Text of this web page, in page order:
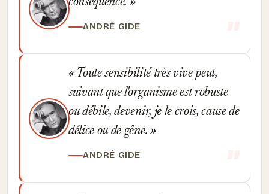
ANDRÉ GIDE
Toute sensibilité très vive peut,
suivant que l'organisme est robuste
ou débile, devenir, je le crois, cause de
délice ou de gêne.
ANDRÉ GIDE